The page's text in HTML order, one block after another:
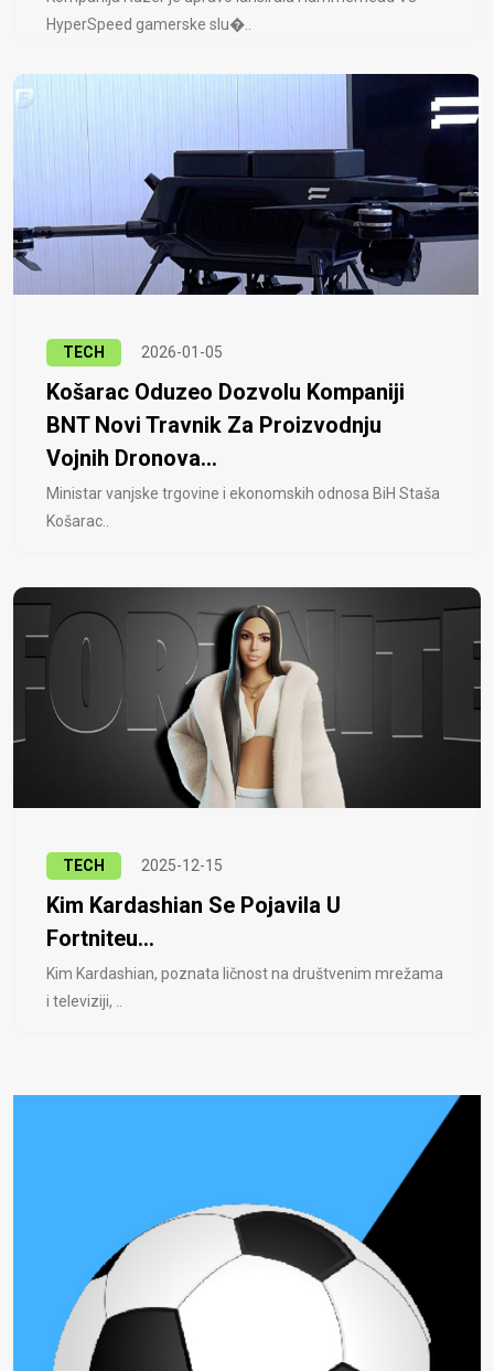
HyperSpeed ​​gamerske slu�..
TECH 2026-01-05
Košarac Oduzeo Dozvolu Kompaniji
BNT Novi Travnik Za Proizvodnju
Vojnih Dronova...
Ministar vanjske trgovine i ekonomskih odnosa BiH Staša
Košarac..
TECH 2025-12-15
Kim Kardashian Se Pojavila U
Fortniteu...
Kim Kardashian, poznata ličnost na društvenim mrežama
i televiziji, ..